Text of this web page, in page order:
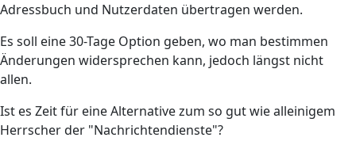
Adressbuch und Nutzerdaten übertragen werden.
Es soll eine 30-Tage Option geben, wo man bestimmen
Änderungen widersprechen kann, jedoch längst nicht
allen.
Ist es Zeit für eine Alternative zum so gut wie alleinigem
Herrscher der "Nachrichtendienste"?